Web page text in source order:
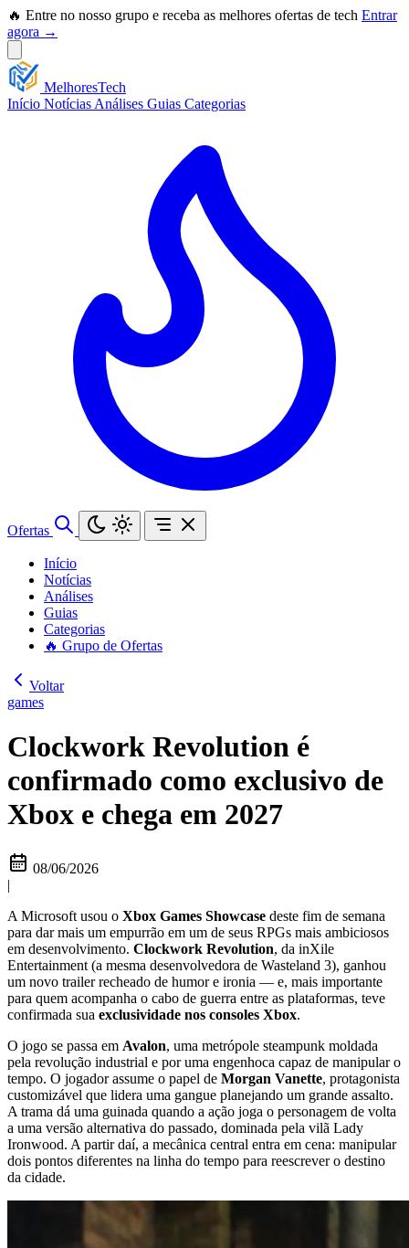
🔥 Entre no nosso grupo e receba as melhores ofertas de tech Entrar
agora →
MelhoresTech
Início Notícias Análises Guias Categorias
Ofertas
Início
Notícias
Análises
Guias
Categorias
🔥 Grupo de Ofertas
Voltar
games
Clockwork Revolution é
confirmado como exclusivo de
Xbox e chega em 2027
08/06/2026
|
A Microsoft usou o Xbox Games Showcase deste fim de semana
para dar mais um empurrão em um de seus RPGs mais ambiciosos
em desenvolvimento. Clockwork Revolution, da inXile
Entertainment (a mesma desenvolvedora de Wasteland 3), ganhou
um novo trailer recheado de humor e ironia — e, mais importante
para quem acompanha o cabo de guerra entre as plataformas, teve
confirmada sua exclusividade nos consoles Xbox.
O jogo se passa em Avalon, uma metrópole steampunk moldada
pela revolução industrial e por uma engenhoca capaz de manipular o
tempo. O jogador assume o papel de Morgan Vanette, protagonista
customizável que lidera uma gangue planejando um grande assalto.
A trama dá uma guinada quando a ação joga o personagem de volta
a uma versão alternativa do passado, dominada pela vilã Lady
Ironwood. A partir daí, a mecânica central entra em cena: manipular
dois pontos diferentes na linha do tempo para reescrever o destino
da cidade.